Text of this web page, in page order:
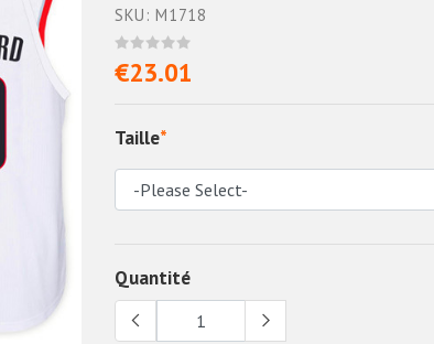
SKU: M1718
€23.01
Taille*
Quantité